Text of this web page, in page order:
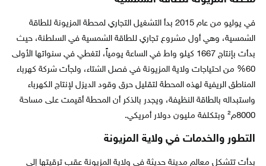
في يوليو من عام 2015 بدأ التشغيل التجاري لمحطة المزيونة للطاقة
الشمسية، وهي أول مشروع تجاري للطاقة الشمسية في السلطنة، حيث
بدأت بإنتاج 1667 كيلو واط في الساعة يومياً، لتغطي في سنواتها الأولى
60% من احتياجات ولاية المزيونة في فصل الشتاء، ولجأت شركة كهرباء
المناطق الريفية لهذه المحطة لتقليل حرق وقود الديزل لإنتاج الكهرباء
واستبداله بالطاقة النظيفة، ويجدر بالذكر أن المحطة أقيمت على مساحة
8000م² وبتكلفة مليون دولار أمريكي.
التطور والخدمات في ولاية المزيونة
بدأت تتشكل معالم مدينة حديثة في ولاية المزيونة عقب ترقيتها إلى